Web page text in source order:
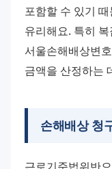
포함할 수 있기
유리해요. 특히
서울손해배상변
금액을 산정하는
손해배상 청